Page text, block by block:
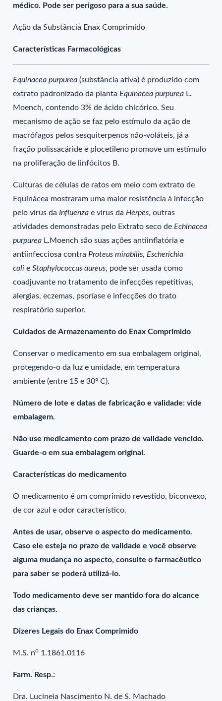
médico. Pode ser perigoso para a sua saúde.
Ação da Substância Enax Comprimido
Características Farmacológicas
Equinacea purpurea (substância ativa) é produzido com
extrato padronizado da planta Equinacea purpurea L.
Moench, contendo 3% de ácido chicórico. Seu
mecanismo de ação se faz pelo estímulo da ação de
macrófagos pelos sesquiterpenos não-voláteis, já a
fração polissacáride e plocetileno promove um estímulo
na proliferação de linfócitos B.
Culturas de células de ratos em meio com extrato de
Equinácea mostraram uma maior resistência à infecção
pelo vírus da Influenza e vírus da Herpes,outras
atividades demonstradas pelo Extrato seco de Echinacea
purpurea L.Moench são suas ações antiinflatória e
antiinfecciosa contra Proteus mirabilis, Escherichia
colieStaphylococcus aureus, pode ser usada como
coadjuvante no tratamento de infecções repetitivas,
alergias, eczemas, psoríase e infecções do trato
respiratório superior.
Cuidados de Armazenamento do Enax Comprimido
Conservar o medicamento em sua embalagem original,
protegendo-o da luz e umidade, em temperatura
ambiente (entre 15 e 30º C).
Número de lote e datas de fabricação e validade: vide
embalagem.
Não use medicamento com prazo de validade vencido.
Guarde-o em sua embalagem original.
Características do medicamento
O medicamento é um comprimido revestido, biconvexo,
de cor azul e odor característico.
Antes de usar, observe o aspecto do medicamento.
Caso ele esteja no prazo de validade e você observe
alguma mudança no aspecto, consulte o farmacêutico
para saber se poderá utilizá-lo.
Todo medicamento deve ser mantido fora do alcance
das crianças.
Dizeres Legais do Enax Comprimido
M.S. no 1.1861.0116
Farm. Resp.:
Dra. Lucineia Nascimento N. de S. Machado